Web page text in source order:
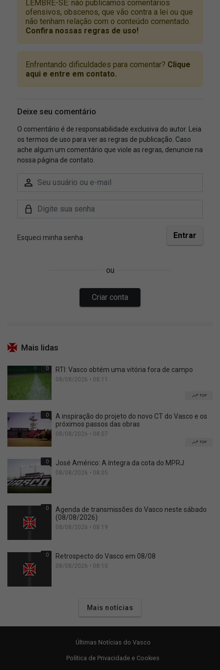
Mais lidas
0 RTI: Vasco obtém uma vitória fora de campo
08/08/2026 • 08:11
TOP
0
A inspiração do projeto do novo CT do Vasco e os
próximos passos das obras
08/08/2026 • 08:07
TOP
0 José Américo: A íntegra da cota do MPRJ
08/08/2026 • 08:05
0
Agenda de transmissões do Vasco neste sábado
(08/08/2026)
08/08/2026 • 08:19
0 Retrospecto do Vasco em 08/08
08/08/2026 • 08:10
Mais notícias
Últimas Notícias do Vasco
Política de Privacidade e Cookies